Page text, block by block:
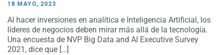
18 MAYO, 2023
Al hacer inversiones en analítica e Inteligencia Artificial, los
líderes de negocios deben mirar más allá de la tecnología.
Una encuesta de NVP Big Data and AI Executive Survey
2021, dice que […]